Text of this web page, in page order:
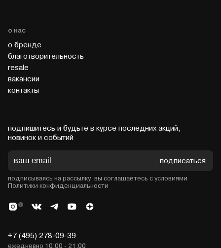
о нас
о бренде
благотворительность
resale
вакансии
контакты
+7 (495) 278-09-39
ежедневно 10:00 - 21:00
подпишитесь и будьте в курсе последних акций,
новинок и событий
подписаться
подписываясь на рассылку, вы соглашаетесь с условиями
Политики конфиденциальности